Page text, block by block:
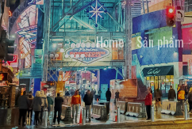
Home Sản phẩm